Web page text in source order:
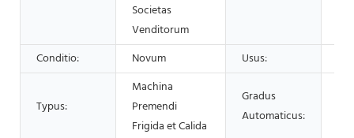
Societas
Venditorum
Conditio: Novum Usus:
Typus:
Machina
Premendi
Frigida et Calida
Gradus
Automaticus: